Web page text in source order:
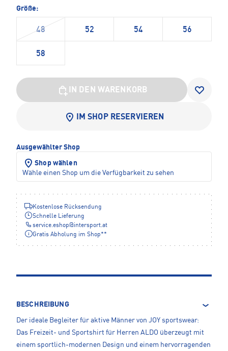
Größe:
48 52 54 56
58
IN DEN WARENKORB
IM SHOP RESERVIEREN
Ausgewählter Shop
Shop wählen
Wähle einen Shop um die Verfügbarkeit zu sehen
Kostenlose Rücksendung
Schnelle Lieferung
service.eshop@intersport.at
Gratis Abholung im Shop**
BESCHREIBUNG
Der ideale Begleiter für aktive Männer von JOY sportswear:
Das Freizeit- und Sportshirt für Herren ALDO überzeugt mit
einem sportlich-modernen Design und einem hervorragenden